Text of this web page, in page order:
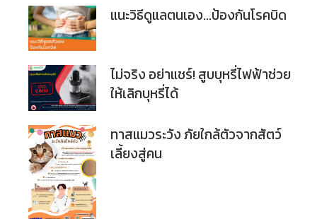
แนะวิธีดูแลตนเอง…ป้องกันโรคบิด
ไม่จริง อย่าแชร์! สูบบุหรี่ไฟฟ้าช่วย
ให้เลิกบุหรี่ได้
ทาสแมวระวัง ภัยใกล้ตัวจากสัตว์
เลี้ยงสู่คน